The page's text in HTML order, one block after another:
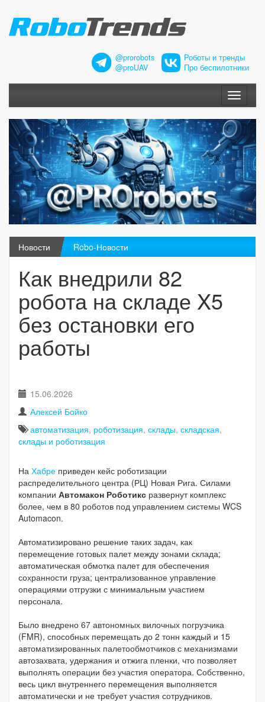
@prorobots
@proUAV
Роботы и тренды
Про беспилотники
Меню
Новости Robo-Новости
Как внедрили 82
робота на складе X5
без остановки его
работы
15.06.2026
Алексей Бойко
автоматизация, роботизация, склады, складская,
склады и роботизация
На Хабре приведен кейс роботизации
распределительного центра (РЦ) Новая Рига. Силами
компании Автомакон Роботикс развернут комплекс
более, чем в 80 роботов под управлением системы WCS
Automacon.
Автоматизировано решение таких задач, как
перемещение готовых палет между зонами склада;
автоматическая обмотка палет для обеспечения
сохранности груза; централизованное управление
операциями отгрузки с минимальным участием
персонала.
Было внедрено 67 автономных вилочных погрузчика
(FMR), способных перемещать до 2 тонн каждый и 15
автоматизированных палетообмотчиков с механизмами
автозахвата, удержания и отжига пленки, что позволяет
выполнять операции без участия оператора. Собственно,
весь цикл внутреннего перемещения выполняется
автоматически и не требует участия сотрудников.